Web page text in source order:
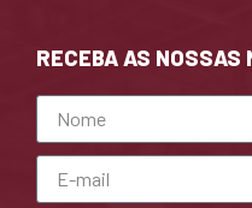
RECEBA AS